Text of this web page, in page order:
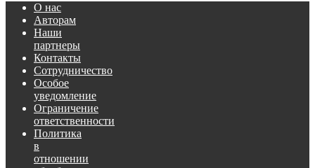
О нас
Авторам
Наши
партнеры
Контакты
Сотрудничество
Особое
уведомление
Ограничение
ответственности
Политика
в
отношении